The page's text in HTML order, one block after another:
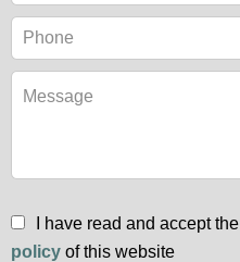
I have read and accept the
policy of this website